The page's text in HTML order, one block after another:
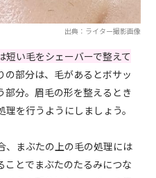
出典：ライター撮影画像
い毛をシェーバーで整えて
の部分は、毛があるとボサッ
部分。眉毛の形を整えるとき
を行うようにしましょう。
、まぶたの上の毛の処理には
ことでまぶたのたるみにつな